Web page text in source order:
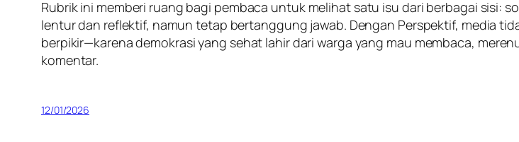
Rubrik ini memberi ruang bagi pembaca untuk melihat satu isu dari berbagai sisi:
lentur dan reflektif, namun tetap bertanggung jawab. Dengan Perspektif, media
berpikir—karena demokrasi yang sehat lahir dari warga yang mau membaca,
komentar.
12/01/2026